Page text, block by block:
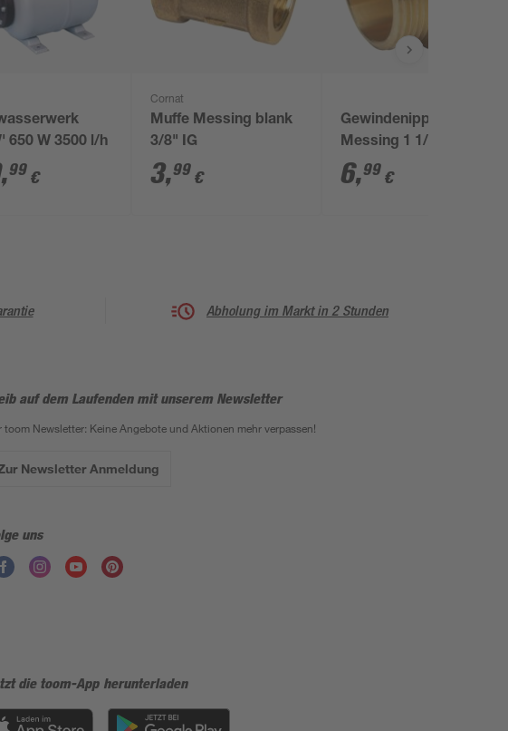
650 W 3500 l/h
,99 €
Cornat
Muffe Messing blank
3/8" IG
3,99 €
Gewindenippel
Messing 1 1/4" x 1
1/4" AG
6,99 €
Abholung im Markt in 2 Stunden
auf dem Laufenden mit unserem Newsletter
toom Newsletter: Keine Angebote und Aktionen mehr verpassen!
Newsletter Anmeldung
uns
die toom-App herunterladen